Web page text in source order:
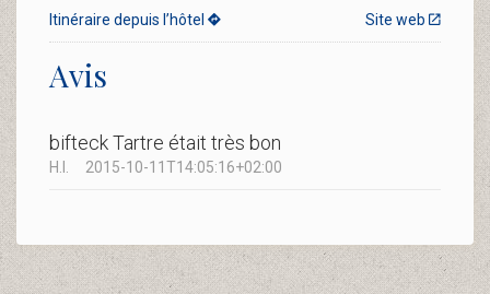
Site web
Itinéraire depuis l’hôtel
Avis
bifteck Tartre était très bon
H.I. 2015-10-11T14:05:16+02:00